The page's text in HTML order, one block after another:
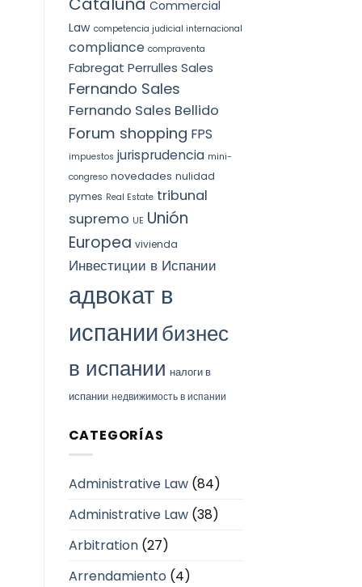
Commercial
Law competencia judicial internacional
compliance compraventa
Fabregat Perrulles Sales
Fernando Sales
Fernando Sales Bellido
Forum shopping FPS
impuestos jurisprudencia mini-
congreso novedades nulidad
pymes Real Estate tribunal
supremo UE Unión
Europea vivienda
Инвестиции в Испании
адвокат в
испаниибизнес
в испании налоги в
испании недвижимость в испании
CATEGORÍAS
Administrative Law(84)
Administrative Law(38)
Arbitration(27)
Arrendamiento (4)